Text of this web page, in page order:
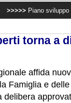
sviluppo e coesione,
torna a
affida
Famiglia e
delibera